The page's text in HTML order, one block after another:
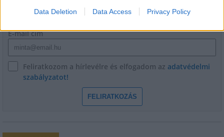
Data Deletion Data Access Privacy Policy
E-mail cím
Feliratkozom a hírlevélre és elfogadom az adatvédelmi
szabályzatot!
FELIRATKOZÁS